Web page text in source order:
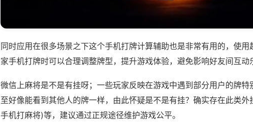
同时应用在很多场景之下这个手机打牌计算辅助也是非常有用的，使
家手机打牌时可以合理调整牌型，提升游戏体验，避免影响好友间互动
微信上麻将是不是有挂呀；一些玩家反映在游戏中遇到部分用户的牌
至好像能看到其他人的牌一样，由此怀疑是不是有挂？确实存在此类
手机打麻将)等，建议通过正规途径维护游戏公平。